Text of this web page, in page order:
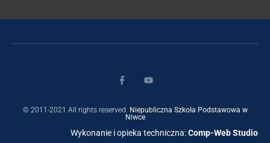
© 2011-2021 All rights reserved. Niepubliczna Szkoła Podstawowa w
Niwce
Wykonanie i opieka techniczna:Comp-Web Studio